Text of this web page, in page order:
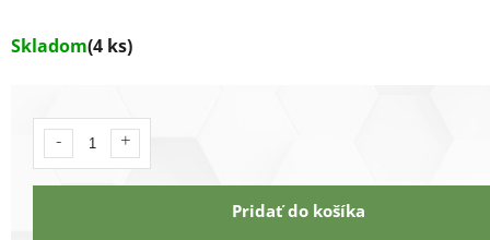
Skladom(4 ks)
Pridať do košíka